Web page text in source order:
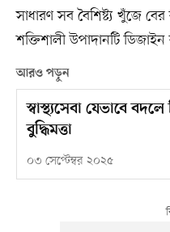
সাধারণ সব বৈশিষ্ট্য খুঁজে
শক্তিশালী উপাদানটি
আরও পড়ুন
স্বাস্থ্যসেবা যেভাবে বদলে
বুদ্ধিমত্তা
০৩ সেপ্টেম্বর ২০২৫